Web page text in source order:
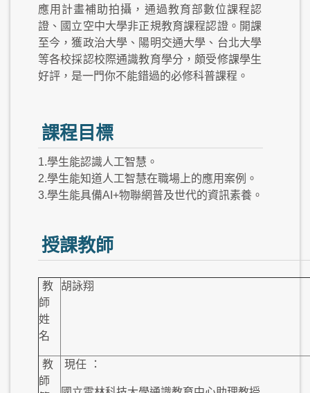
應用計畫補助拍攝，通過教育部數位課程認
證、國立空中大學非正規教育課程認證。開課
至今，獲政治大學、陽明交通大學、台北大學
等各校採認校際通識教育學分，頗受修課學生
好評，是一門你不能錯過的必修科普課程。
課程目標
1.學生能認識人工智慧。
2.學生能知道人工智慧在職場上的應用案例。
3.學生能具備AI+物聯網普及世代的資訊素養。
授課教師
教
師
姓
名
胡詠翔
教
師
現任 ：